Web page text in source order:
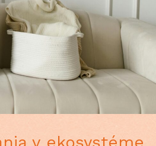
v ekosystéme